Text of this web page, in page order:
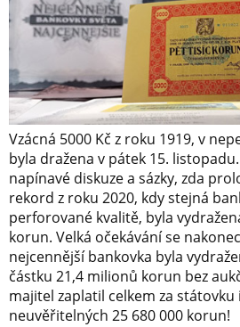
Vzácná 5000 Kč z roku 1919, v
byla dražena v pátek 15.
napínavé diskuze a sázky, zda
rekord z roku 2020, kdy stejná
perforované kvalitě, byla
korun. Velká očekávání se
nejcennější bankovka byla
částku 21,4 milionů korun bez
majitel zaplatil celkem za
neuvěřitelných 25 680 000 korun!